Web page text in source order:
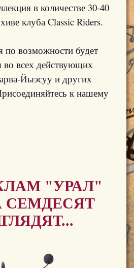
в количестве 30-40
клуба Classic Riders.
по возможности будет
во всех действующих
Йыэсуу и других
к нашему
"УРАЛ"
СЕМДЕСЯТ